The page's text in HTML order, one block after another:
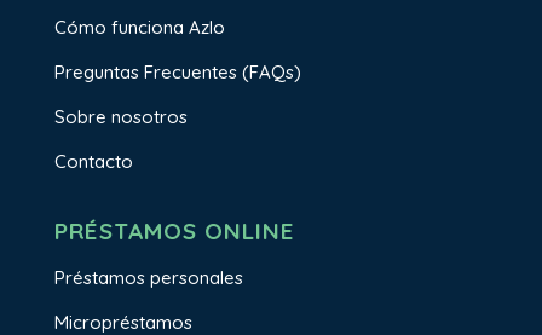
Cómo funciona Azlo
Preguntas Frecuentes (FAQs)
Sobre nosotros
Contacto
PRÉSTAMOS ONLINE
Préstamos personales
Micropréstamos